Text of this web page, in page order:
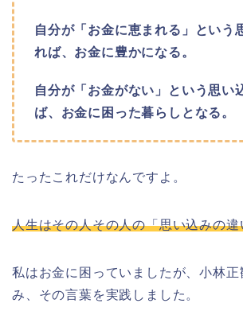
自分が「お金に恵まれる」という
れば、お金に豊かになる。
自分が「お金がない」という思い
ば、お金に困った暮らしとなる。
たったこれだけなんですよ。
人生はその人その人の「思い込みの
私はお金に困っていましたが、小林正
み、その言葉を実践しました。